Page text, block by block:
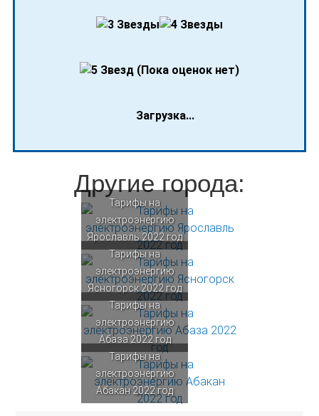
(Пока оценок нет)
Загрузка...
Другие города:
Тарифы на
электроэнергию
Ярославль 2022 год
Тарифы на
электроэнергию
Ясногорск 2022 год
Тарифы на
электроэнергию
Абаза 2022 год
Тарифы на
электроэнергию
Абакан 2022 год